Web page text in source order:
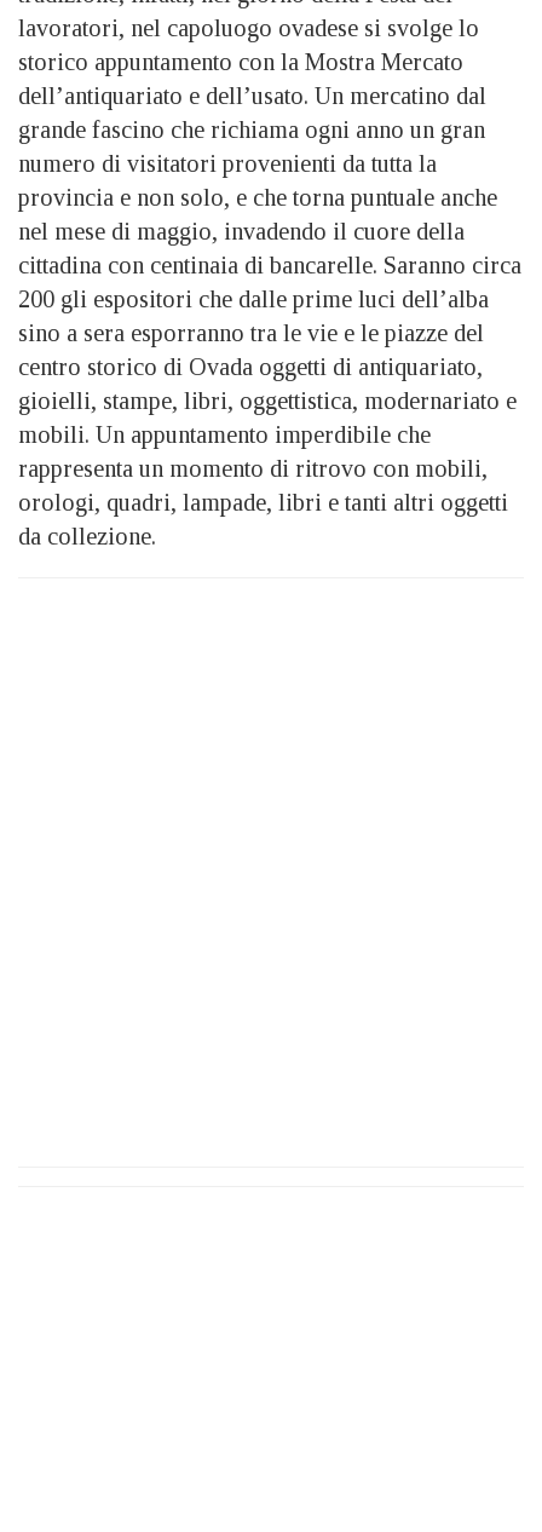
lavoratori, nel capoluogo ovadese si svolge lo
storico appuntamento con la Mostra Mercato
dell’antiquariato e dell’usato. Un mercatino dal
grande fascino che richiama ogni anno un gran
numero di visitatori provenienti da tutta la
provincia e non solo, e che torna puntuale anche
nel mese di maggio, invadendo il cuore della
cittadina con centinaia di bancarelle. Saranno circa
200 gli espositori che dalle prime luci dell’alba
sino a sera esporranno tra le vie e le piazze del
centro storico di Ovada oggetti di antiquariato,
gioielli, stampe, libri, oggettistica, modernariato e
mobili. Un appuntamento imperdibile che
rappresenta un momento di ritrovo con mobili,
orologi, quadri, lampade, libri e tanti altri oggetti
da collezione.